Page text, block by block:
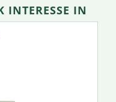
INTERESSE IN